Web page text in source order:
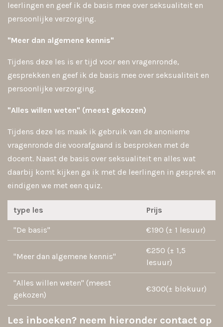
leerlingen en geef ik de basis mee over seksualiteit en
persoonlijke verzorging.
"Meer dan algemene kennis"
Tijdens deze les is er tijd voor een vragenronde,
gesprekken en geef ik de basis mee over seksualiteit en
persoonlijke verzorging.
"Alles willen weten" (meest gekozen)
Tijdens deze les maak ik gebruik van de anonieme
vragenronde die voorafgaand is besproken met de
docent. Naast de basis over seksualiteit en alles wat
daarbij komt kijken ga ik met de leerlingen in gesprek en
eindigen we met een quiz.
type les Prijs
"De basis" €190 (± 1 lesuur)
"Meer dan algemene kennis"
€250 (± 1,5
lesuur)
"Alles willen weten" (meest
gekozen)
€300(± blokuur)
Les inboeken? neem hieronder contact op